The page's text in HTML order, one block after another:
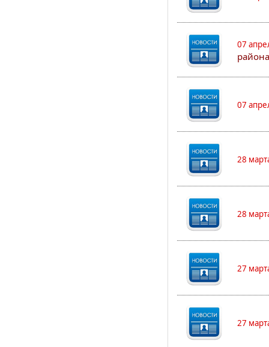
07
07
28
28
27
27